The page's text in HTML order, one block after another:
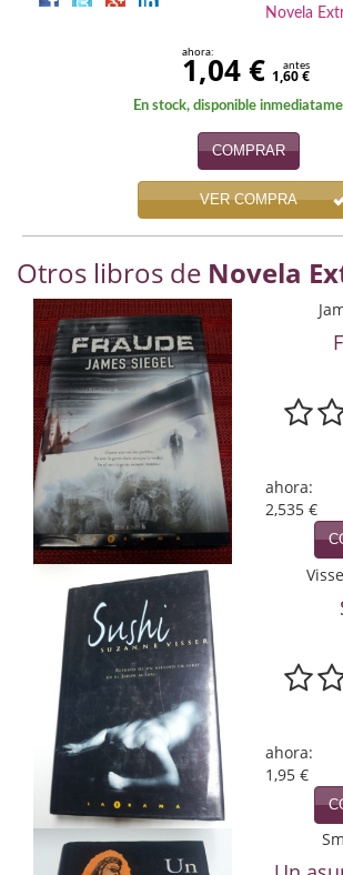
Divulgación científica
DVD
Economía
Enciclopedias
Ensayo
Ensayo literario
Física y Química
Física y química
Guerra Civil Española
Historia
historia
Infantil y juvenil
Novela
ahora:
1,04 € antes
1,60 €
En stock, disponible
COMPRAR
VER COMPRA
Otros libros de Novela
ahora:
2,535 €
ahora:
1,95 €